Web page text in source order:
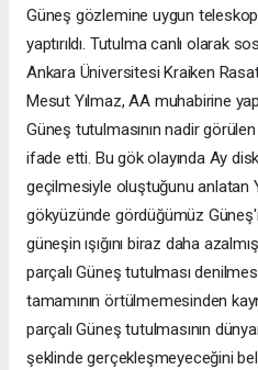
Güneş gözlemine uygun
yaptırıldı. Tutulma canlı olarak
Ankara Üniversitesi Kraiken
Mesut Yılmaz, AA muhabirine
Güneş tutulmasının nadir
ifade etti. Bu gök olayında Ay
geçilmesiyle oluştuğunu anlatan
gökyüzünde gördüğümüz
güneşin ışığını biraz daha
parçalı Güneş tutulması
tamamının örtülmemesinden
parçalı Güneş tutulmasının
şeklinde gerçekleşmeyeceğini